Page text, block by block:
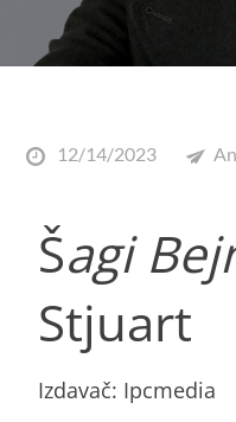
12/14/2023
Šagi
Stjuart
Izdavač: Ipcmedia